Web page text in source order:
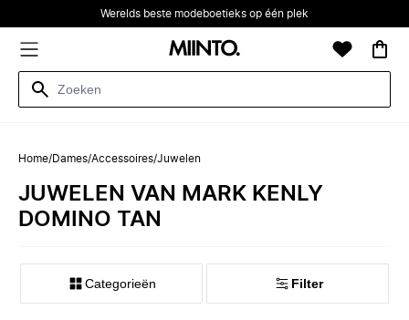
Werelds beste modeboetieks op één plek
Home/Dames/Accessoires/Juwelen
JUWELEN VAN MARK KENLY
DOMINO TAN
Categorieën Filter